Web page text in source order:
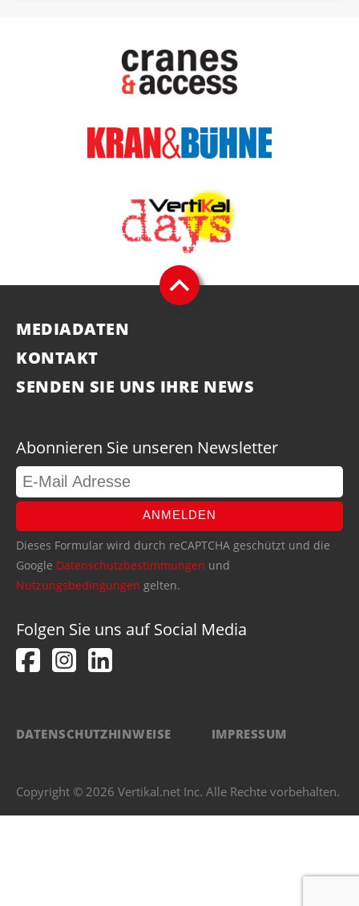
MEDIADATEN
KONTAKT
SENDEN SIE UNS IHRE NEWS
Abonnieren Sie unseren Newsletter
ANMELDEN
Dieses Formular wird durch reCAPTCHA geschützt und die
Google Datenschutzbestimmungen und
Nutzungsbedingungen gelten.
Folgen Sie uns auf Social Media
DATENSCHUTZHINWEISE IMPRESSUM
Copyright © 2026 Vertikal.net Inc. Alle Rechte vorbehalten.